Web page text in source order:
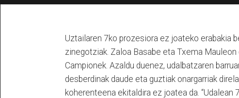
Uztailaren 7ko prozesiora ez joateko erabakia
zinegotziak. Zaloa Basabe eta Txema
Campionek. Azaldu duenez, udalbatzaren
desberdinak daude eta guztiak onargarriak
koherenteena ekitaldira ez joatea da.